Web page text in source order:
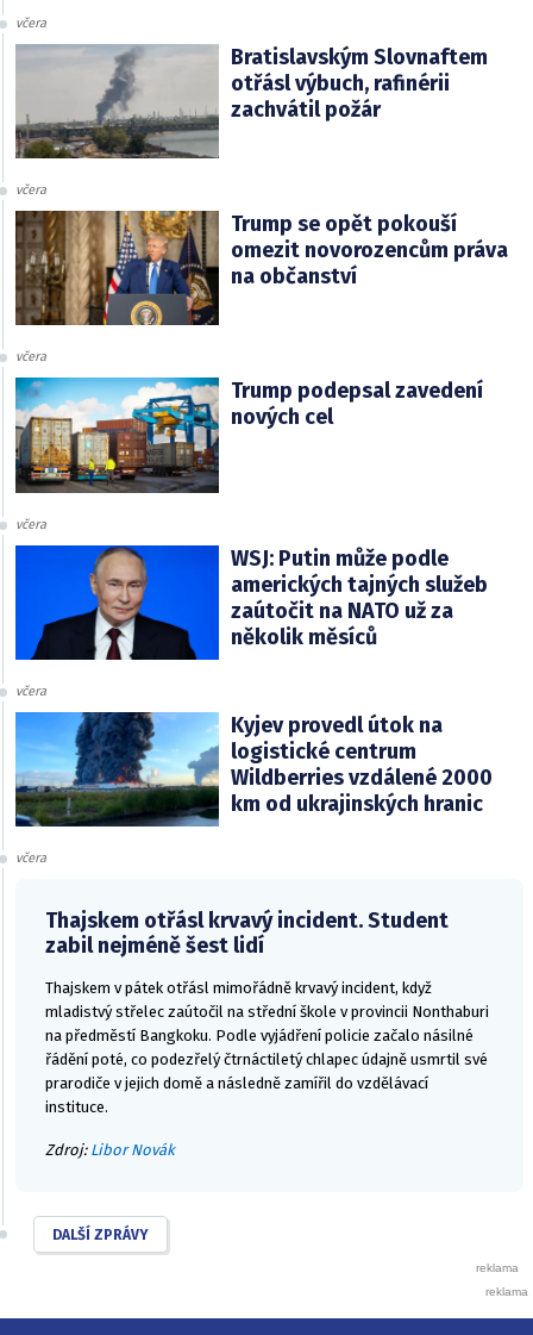
včera
Bratislavským Slovnaftem
otřásl výbuch, rafinérii
zachvátil požár
včera
Trump se opět pokouší
omezit novorozencům práva
na občanství
včera
Trump podepsal zavedení
nových cel
včera
WSJ: Putin může podle
amerických tajných služeb
zaútočit na NATO už za
několik měsíců
včera
Kyjev provedl útok na
logistické centrum
Wildberries vzdálené 2000
km od ukrajinských hranic
včera
Thajskem otřásl krvavý incident. Student
zabil nejméně šest lidí
Thajskem v pátek otřásl mimořádně krvavý incident, když
mladistvý střelec zaútočil na střední škole v provincii Nonthaburi
na předměstí Bangkoku. Podle vyjádření policie začalo násilné
řádění poté, co podezřelý čtrnáctiletý chlapec údajně usmrtil své
prarodiče v jejich domě a následně zamířil do vzdělávací
instituce.
Zdroj: Libor Novák
DALŠÍ ZPRÁVY